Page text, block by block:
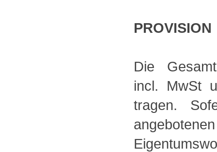
PROVISION
Die
incl. MwSt
tragen.